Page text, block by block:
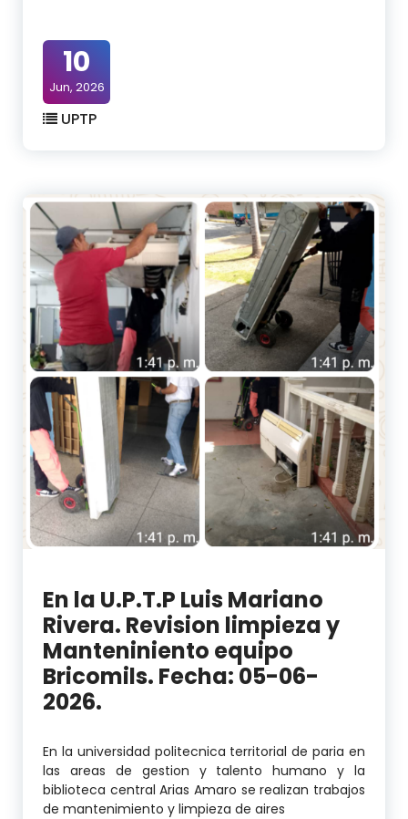
10
Jun, 2026
UPTP
En la U.P.T.P Luis Mariano
Rivera. Revision limpieza y
Manteniniento equipo
Bricomils. Fecha: 05-06-
2026.
En la universidad politecnica territorial de paria en
las areas de gestion y talento humano y la
biblioteca central Arias Amaro se realizan trabajos
de mantenimiento y limpieza de aires